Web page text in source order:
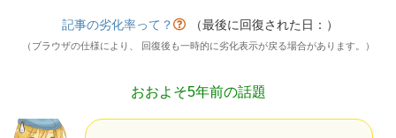
記事の劣化率って？ （最後に回復された日： ）
（ブラウザの仕様により、 回復後も一時的に劣化表示が戻る場合があります。）
おおよそ5年前の話題